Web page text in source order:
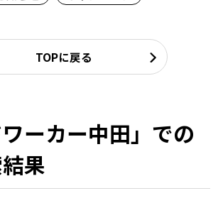
TOPに戻る
ワーカー中田」での
果